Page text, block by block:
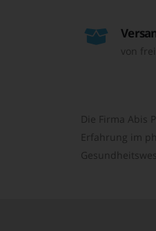
von
Die Firma Abis
Erfahrung im